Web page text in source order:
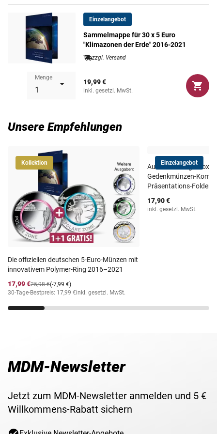
je eine aus jedem Jahr.
Beide Sammelalben sind exklusiv nur bei MDM erhältlich!
Einzelangebot
Sammelmappe für 30 x 5 Euro
"Klimazonen der Erde" 2016-2021
zzgl. Versand
Menge
19,99 €
inkl. gesetzl. MwSt.
Unsere Empfehlungen
Kollektion
Die offiziellen deutschen 5-Euro-Münzen mit
innovativem Polymer-Ring 2016–2021
17,99 €
(-7,99 €)
25,98 €
30-Tage-Bestpreis: 17,99 €inkl. gesetzl. MwSt.
Einzelangebot
Aufbewahrungs-Box
Gedenkmünzen-
Präsentations-Folder
17,90 €
inkl. gesetzl. MwSt.
MDM-Newsletter
Jetzt zum MDM-Newsletter anmelden und 5 €
Willkommens-Rabatt sichern